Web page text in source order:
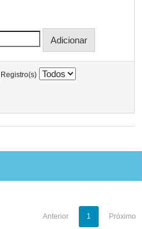
Registro(s)
Anterior 1 Próximo